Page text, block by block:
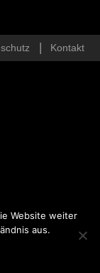
Kontakt
Website weiter
aus.